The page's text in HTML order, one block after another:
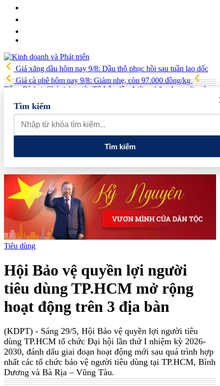
Giá xăng dầu hôm nay 9/8: Dầu thô phục hồi sau tuần lao dốc
Giá cà phê hôm nay 9/8: Giảm nhẹ, còn 97.000 đồng/kg
Tổng Bí thư, Chủ tịch nước Tô Lâm lên đường thăm Australia và
New Zealand
quan đến lĩnh vực tài chính, ngân hàng
Xử lý đến cùng các
vướng mắc, không đẩy doanh nghiệp đi vòng
Tìm kiếm
Tìm kiếm
Tiêu dùng
Hội Bảo vệ quyền lợi người
tiêu dùng TP.HCM mở rộng
hoạt động trên 3 địa bàn
(KDPT) - Sáng 29/5, Hội Bảo vệ quyền lợi người tiêu
dùng TP.HCM tổ chức Đại hội lần thứ I nhiệm kỳ 2026-
2030, đánh dấu giai đoạn hoạt động mới sau quá trình hợp
nhất các tổ chức bảo vệ người tiêu dùng tại TP.HCM, Bình
Dương và Bà Rịa – Vũng Tàu.